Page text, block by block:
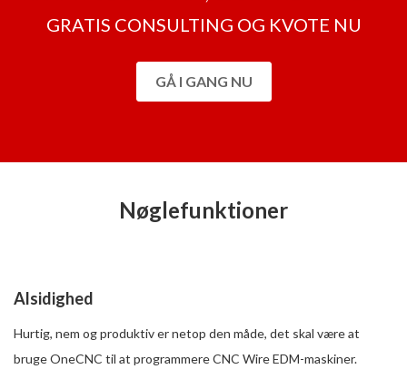
GRATIS CONSULTING OG KVOTE NU
GÅ I GANG NU
Nøglefunktioner
Alsidighed
Hurtig, nem og produktiv er netop den måde, det skal være at
bruge OneCNC til at programmere CNC Wire EDM-maskiner.